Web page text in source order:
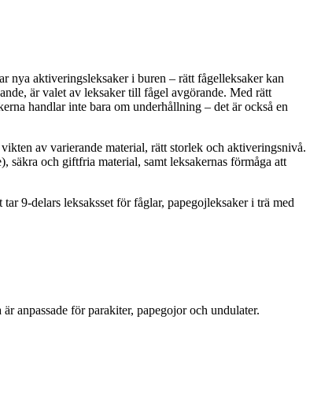
nya aktiveringsleksaker i buren – rätt fågelleksaker kan
är valet av leksaker till fågel avgörande. Med rätt
handlar inte bara om underhållning – det är också en
av varierande material, rätt storlek och aktiveringsnivå.
säkra och giftfria material, samt leksakernas förmåga att
9-delars leksaksset för fåglar, papegojleksaker i trä med
anpassade för parakiter, papegojor och undulater.